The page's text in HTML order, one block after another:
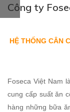
Công ty
HỆ THỐNG CÂN
Foseca Việt Nam
cung cấp suất ăn
hàng những bữa